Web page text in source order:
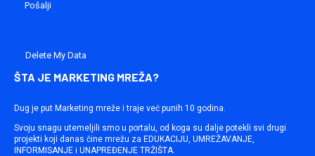
Delete My Data
ŠTA JE MARKETING MREŽA?
Dug je put Marketing mreže i traje već punih 10 godina.
Svoju snagu utemeljili smo u portalu, od koga su dalje potekli svi drugi
projekti koji danas čine mrežu za EDUKACIJU, UMREŽAVANJE,
INFORMISANJE i UNAPREĐENJE TRŽIŠTA.